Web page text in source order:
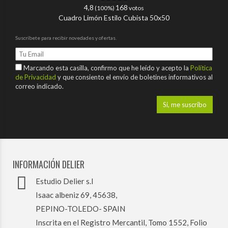
4,8 (100%) 168 votos
Cuadro Limón Estilo Cubista 50x50
Suscríbete para recibir novedades y ofertas.
Marcando esta casilla, confirmo que he leído y acepto la Política
de Privacidad y que consiento el envío de boletines informativos al
correo indicado.
INFORMACIÓN DELIER
Estudio Delier s.l
Isaac albeniz 69, 45638,
PEPINO-TOLEDO- SPAIN
Inscrita en el Registro Mercantil, Tomo 1552, Folio